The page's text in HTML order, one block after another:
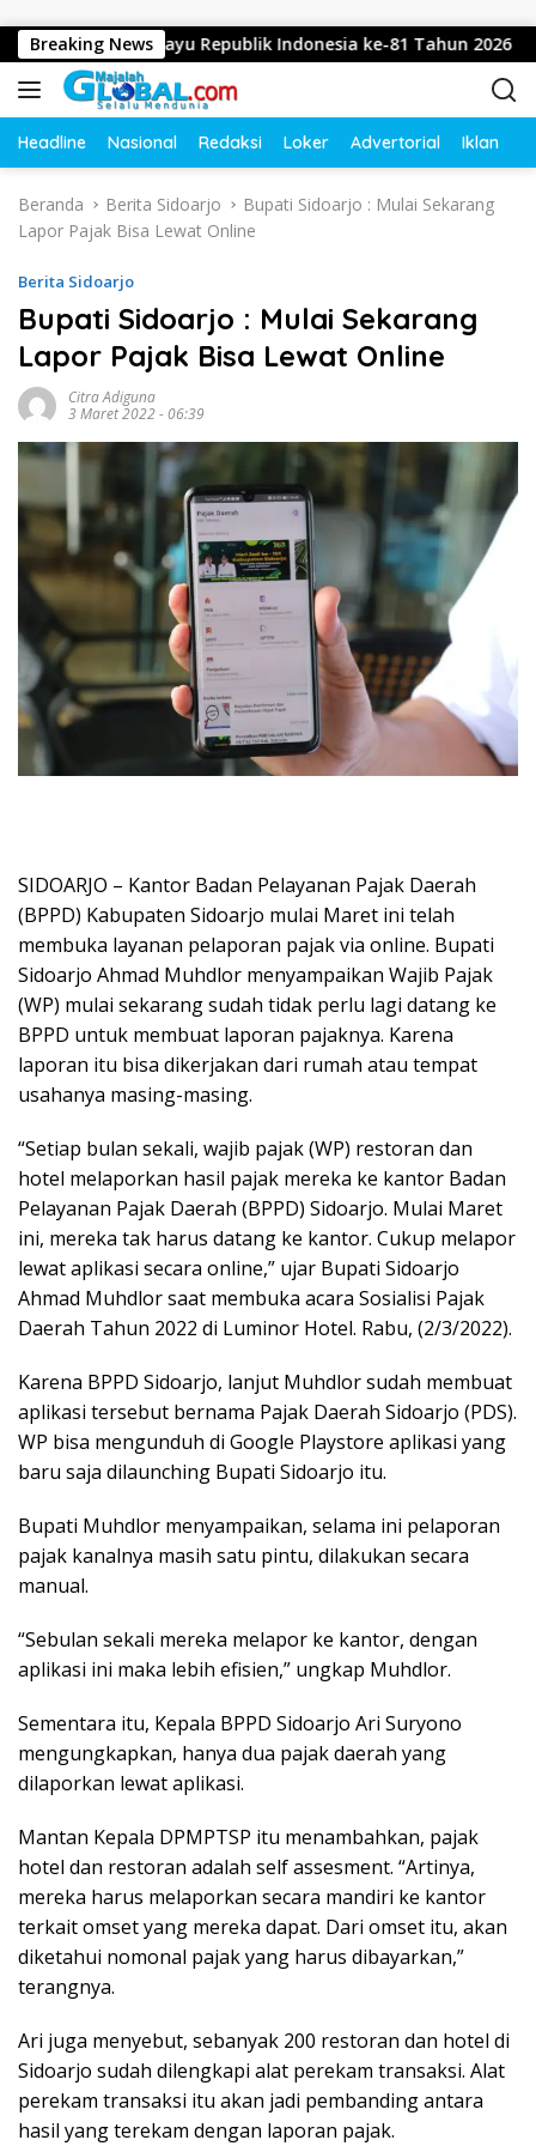
Breaking News
Dirgahayu Republik Indonesia ke-81 Tahun 2026
Headline Nasional Redaksi Loker Advertorial Iklan
Beranda Berita Sidoarjo
Bupati Sidoarjo : Mulai Sekarang
Lapor Pajak Bisa Lewat Online
Berita Sidoarjo
Bupati Sidoarjo : Mulai Sekarang
Lapor Pajak Bisa Lewat Online
Citra Adiguna
3 Maret 2022 - 06:39
SIDOARJO – Kantor Badan Pelayanan Pajak Daerah
(BPPD) Kabupaten Sidoarjo mulai Maret ini telah
membuka layanan pelaporan pajak via online. Bupati
Sidoarjo Ahmad Muhdlor menyampaikan Wajib Pajak
(WP) mulai sekarang sudah tidak perlu lagi datang ke
BPPD untuk membuat laporan pajaknya. Karena
laporan itu bisa dikerjakan dari rumah atau tempat
usahanya masing-masing.
“Setiap bulan sekali, wajib pajak (WP) restoran dan
hotel melaporkan hasil pajak mereka ke kantor Badan
Pelayanan Pajak Daerah (BPPD) Sidoarjo. Mulai Maret
ini, mereka tak harus datang ke kantor. Cukup melapor
lewat aplikasi secara online,” ujar Bupati Sidoarjo
Ahmad Muhdlor saat membuka acara Sosialisi Pajak
Daerah Tahun 2022 di Luminor Hotel. Rabu, (2/3/2022).
Karena BPPD Sidoarjo, lanjut Muhdlor sudah membuat
aplikasi tersebut bernama Pajak Daerah Sidoarjo (PDS).
WP bisa mengunduh di Google Playstore aplikasi yang
baru saja dilaunching Bupati Sidoarjo itu.
Bupati Muhdlor menyampaikan, selama ini pelaporan
pajak kanalnya masih satu pintu, dilakukan secara
manual.
“Sebulan sekali mereka melapor ke kantor, dengan
aplikasi ini maka lebih efisien,” ungkap Muhdlor.
Sementara itu, Kepala BPPD Sidoarjo Ari Suryono
mengungkapkan, hanya dua pajak daerah yang
dilaporkan lewat aplikasi.
Mantan Kepala DPMPTSP itu menambahkan, pajak
hotel dan restoran adalah self assesment. “Artinya,
mereka harus melaporkan secara mandiri ke kantor
terkait omset yang mereka dapat. Dari omset itu, akan
diketahui nomonal pajak yang harus dibayarkan,”
terangnya.
Ari juga menyebut, sebanyak 200 restoran dan hotel di
Sidoarjo sudah dilengkapi alat perekam transaksi. Alat
perekam transaksi itu akan jadi pembanding antara
hasil yang terekam dengan laporan pajak.